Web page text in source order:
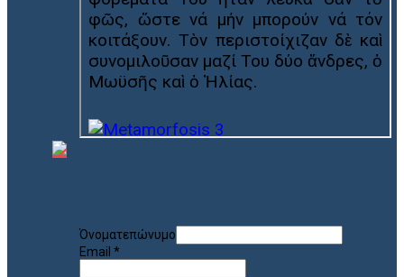
Όνοματεπώνυμο
Email *